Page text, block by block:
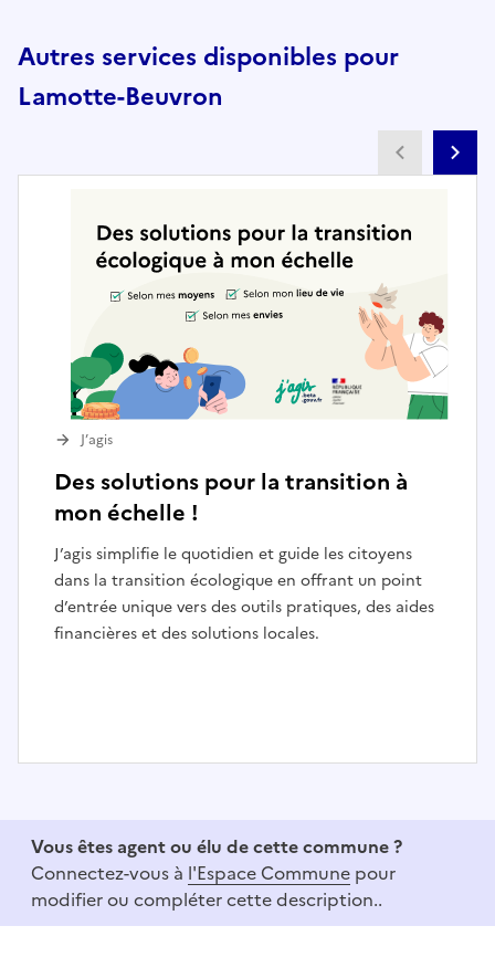
Autres services disponibles pour
Lamotte-Beuvron
Des solutions pour la transition à
mon échelle !
J’agis simplifie le quotidien et guide les citoyens
dans la transition écologique en offrant un point
d’entrée unique vers des outils pratiques, des aides
financières et des solutions locales.
J’agis
f
Vous êtes agent ou élu de cette commune ?
Connectez-vous à l'Espace Commune pour
modifier ou compléter cette description..